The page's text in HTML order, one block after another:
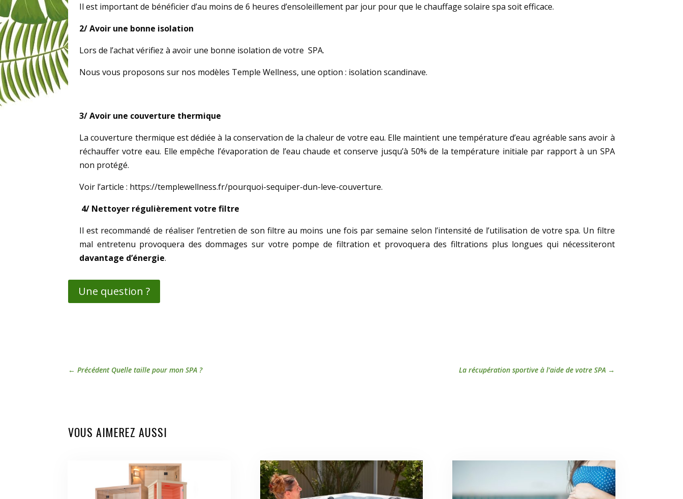
Il est important de bénéficier d’au moins de 6 heures d’ensoleillement par jour pour que le chauffage solaire spa soit efficace.
2/ Avoir une bonne isolation
Lors de l’achat vérifiez à avoir une bonne isolation de votre SPA.
Nous vous proposons sur nos modèles Temple Wellness, une option : isolation scandinave.
3/ Avoir une couverture thermique
La couverture thermique est dédiée à la conservation de la chaleur de votre eau. Elle maintient une température d’eau agréable sans avoir à
réchauffer votre eau. Elle empêche l’évaporation de l’eau chaude et conserve jusqu’à 50% de la température initiale par rapport à un SPA
non protégé.
Voir l’article : https://templewellness.fr/pourquoi-sequiper-dun-leve-couverture.
4/ Nettoyer régulièrement votre filtre
Il est recommandé de réaliser l’entretien de son filtre au moins une fois par semaine selon l’intensité de l’utilisation de votre spa. Un filtre
mal entretenu provoquera des dommages sur votre pompe de filtration et provoquera des filtrations plus longues qui nécessiteront
davantage d’énergie.
Une question ?
←Précédent Quelle taille pour mon SPA ? La récupération sportive à l’aide de votre SPA→
VOUS AIMEREZ AUSSI